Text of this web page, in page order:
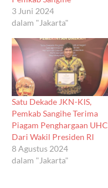
3 Juni 2024
dalam "Jakarta"
Satu Dekade JKN-KIS,
Pemkab Sangihe Terima
Piagam Penghargaan UHC
Dari Wakil Presiden RI
8 Agustus 2024
dalam "Jakarta"